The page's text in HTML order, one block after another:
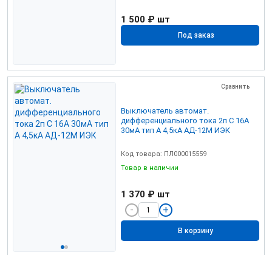
1 500 ₽ шт
Под заказ
Сравнить
Выключатель автомат.
дифференциального тока 2п C 16А
30мА тип A 4,5кА АД-12М ИЭК
Код товара: ПЛ000015559
Товар в наличии
1 370 ₽ шт
В корзину